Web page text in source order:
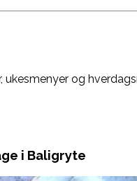
ukesmenyer og
i Baligryte